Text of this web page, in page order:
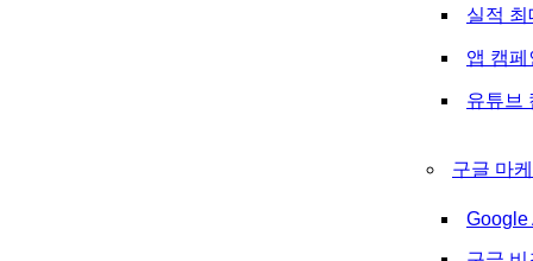
실적
앱 캠페
유튜브
구글 마
Google